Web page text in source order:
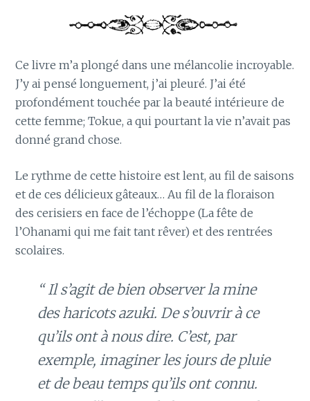
Ce livre m’a plongé dans une mélancolie incroyable.
J’y ai pensé longuement, j’ai pleuré. J’ai été
profondément touchée par la beauté intérieure de
cette femme; Tokue, a qui pourtant la vie n’avait pas
donné grand chose.
Le rythme de cette histoire est lent, au fil de saisons
et de ces délicieux gâteaux… Au fil de la floraison
des cerisiers en face de l’échoppe (La fête de
l’Ohanami qui me fait tant rêver) et des rentrées
scolaires.
“ Il s’agit de bien observer la mine
des haricots azuki. De s’ouvrir à ce
qu’ils ont à nous dire. C’est, par
exemple, imaginer les jours de pluie
et de beau temps qu’ils ont connu.